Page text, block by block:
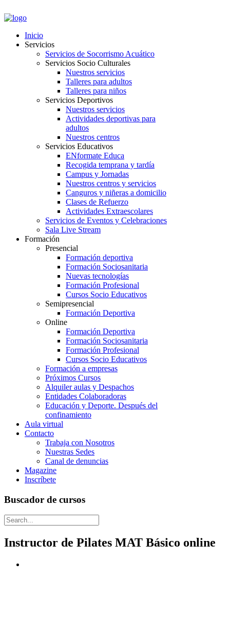
Inicio
Servicios
Servicios de Socorrismo Acuático
Servicios Socio Culturales
Nuestros servicios
Talleres para adultos
Talleres para niños
Servicios Deportivos
Nuestros servicios
Actividades deportivas para
adultos
Nuestros centros
Servicios Educativos
ENformate Educa
Recogida temprana y tardía
Campus y Jornadas
Nuestros centros y servicios
Canguros y niñeras a domicilio
Clases de Refuerzo
Actividades Extraescolares
Servicios de Eventos y Celebraciones
Sala Live Stream
Formación
Presencial
Formación deportiva
Formación Sociosanitaria
Nuevas tecnologías
Formación Profesional
Cursos Socio Educativos
Semipresencial
Formación Deportiva
Online
Formación Deportiva
Formación Sociosanitaria
Formación Profesional
Cursos Socio Educativos
Formación a empresas
Próximos Cursos
Alquiler aulas y Despachos
Entidades Colaboradoras
Educación y Deporte. Después del
confinamiento
Aula virtual
Contacto
Trabaja con Nosotros
Nuestras Sedes
Canal de denuncias
Magazine
Inscríbete
Buscador de cursos
Instructor de Pilates MAT Básico online